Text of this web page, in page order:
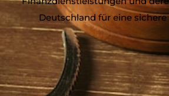
Deutschland für eine